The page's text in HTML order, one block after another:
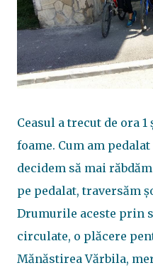
Ceasul a trecut de ora
foame. Cum am
decidem să mai
pe pedalat, traversăm
Drumurile aceste prin
circulate, o plăcere
Mănăstirea Vărbila,